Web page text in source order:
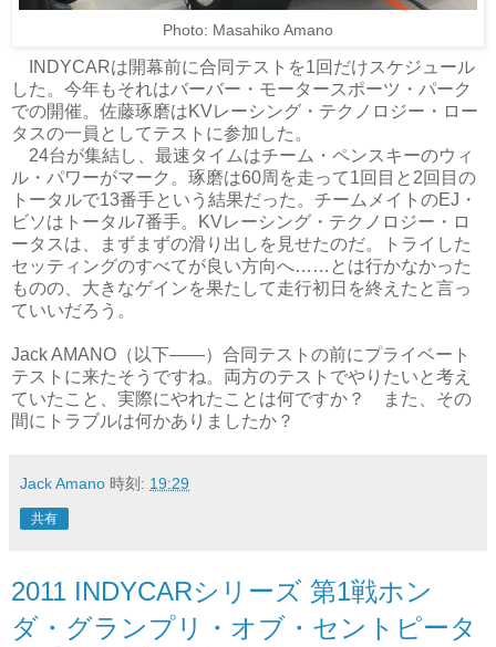
Photo: Masahiko Amano
INDYCARは開幕前に合同テストを1回だけスケジュール
した。今年もそれはバーバー・モータースポーツ・パーク
での開催。佐藤琢磨はKVレーシング・テクノロジー・ロー
タスの一員としてテストに参加した。
24台が集結し、最速タイムはチーム・ペンスキーのウィ
ル・パワーがマーク。琢磨は60周を走って1回目と2回目の
トータルで13番手という結果だった。チームメイトのEJ・
ビソはトータル7番手。KVレーシング・テクノロジー・ロ
ータスは、まずまずの滑り出しを見せたのだ。トライした
セッティングのすべてが良い方向へ……とは行かなかった
ものの、大きなゲインを果たして走行初日を終えたと言っ
ていいだろう。
Jack AMANO（以下——）合同テストの前にプライベート
テストに来たそうですね。両方のテストでやりたいと考え
ていたこと、実際にやれたことは何ですか？ また、その
間にトラブルは何かありましたか？
Jack Amano 時刻: 19:29
共有
2011 INDYCARシリーズ 第1戦ホン
ダ・グランプリ・オブ・セントピータ